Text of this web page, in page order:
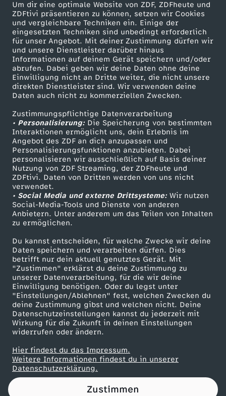
Um dir eine optimale Website von ZDF, ZDFheute und
ZDFtivi präsentieren zu können, setzen wir Cookies
und vergleichbare Techniken ein. Einige der
eingesetzten Techniken sind unbedingt erforderlich
für unser Angebot. Mit deiner Zustimmung dürfen wir
und unsere Dienstleister darüber hinaus
Informationen auf deinem Gerät speichern und/oder
abrufen. Dabei geben wir deine Daten ohne deine
Einwilligung nicht an Dritte weiter, die nicht unsere
direkten Dienstleister sind. Wir verwenden deine
Daten auch nicht zu kommerziellen Zwecken.
Zustimmungspflichtige Datenverarbeitung
• Personalisierung:Die Speicherung von bestimmten
Interaktionen ermöglicht uns, dein Erlebnis im
Angebot des ZDF an dich anzupassen und
Personalisierungsfunktionen anzubieten. Dabei
personalisieren wir ausschließlich auf Basis deiner
Nutzung von ZDF Streaming, der ZDFheute und
ZDFtivi. Daten von Dritten werden von uns nicht
verwendet.
• Social Media und externe Drittsysteme:Wir nutzen
Social-Media-Tools und Dienste von anderen
Anbietern. Unter anderem um das Teilen von Inhalten
zu ermöglichen.
Du kannst entscheiden, für welche Zwecke wir deine
Daten speichern und verarbeiten dürfen. Dies
betrifft nur dein aktuell genutztes Gerät. Mit
"Zustimmen" erklärst du deine Zustimmung zu
unserer Datenverarbeitung, für die wir deine
Einwilligung benötigen. Oder du legst unter
"Einstellungen/Ablehnen" fest, welchen Zwecken du
deine Zustimmung gibst und welchen nicht. Deine
Datenschutzeinstellungen kannst du jederzeit mit
Wirkung für die Zukunft in deinen Einstellungen
widerrufen oder ändern.
Hier findest du das Impressum.
Weitere Informationen findest du in unserer
Datenschutzerklärung.
Zustimmen
i
m
m
u
n
g
i
n
d
e
r
W
i
r
t
s
Mehr ZDF
ZDF-Apps
Smart TV
ZDFtext
Livestreams
Sendungen A-Z
TV-Programm
Service
ZDFmitreden
Kontakt zum ZDF
Tickets
Zuschauerservice
Hilfe
ZDF Unternehmen
Karriere
ZDF goes Schule
Werbefernsehen
Mainzelmännchen
Partner